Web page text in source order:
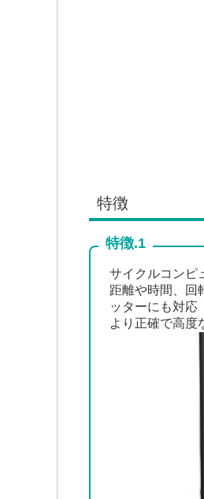
特徴
特徴.1
サイクルコンピ
距離や時間、回
ッターにも対応
より正確で高度